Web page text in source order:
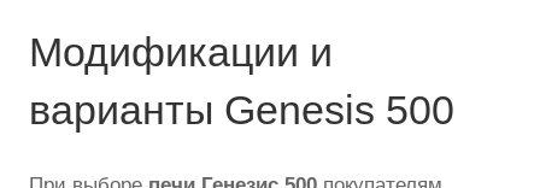
Модификации и
варианты Genesis 500